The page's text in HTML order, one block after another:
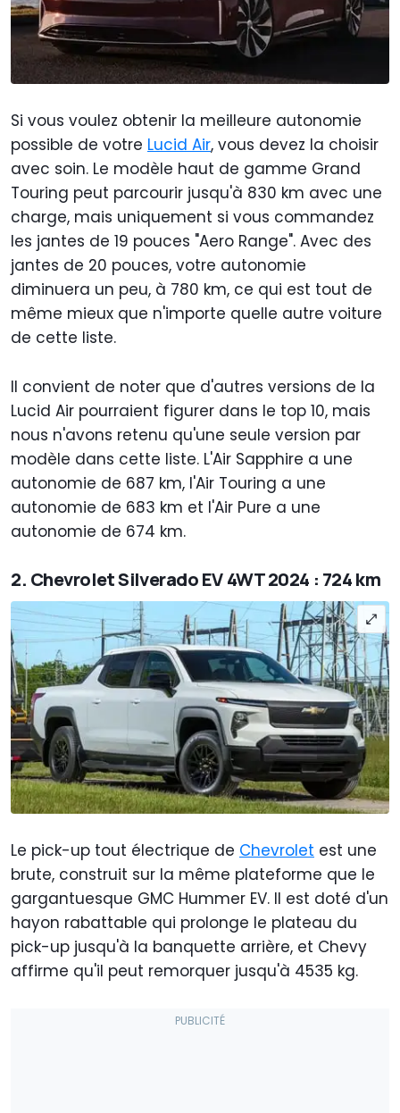
Si vous voulez obtenir la meilleure autonomie
possible de votre Lucid Air, vous devez la choisir
avec soin. Le modèle haut de gamme Grand
Touring peut parcourir jusqu'à 830 km avec une
charge, mais uniquement si vous commandez
les jantes de 19 pouces "Aero Range". Avec des
jantes de 20 pouces, votre autonomie
diminuera un peu, à 780 km, ce qui est tout de
même mieux que n'importe quelle autre voiture
de cette liste.
Il convient de noter que d'autres versions de la
Lucid Air pourraient figurer dans le top 10, mais
nous n'avons retenu qu'une seule version par
modèle dans cette liste. L'Air Sapphire a une
autonomie de 687 km, l'Air Touring a une
autonomie de 683 km et l'Air Pure a une
autonomie de 674 km.
2. Chevrolet Silverado EV 4WT 2024 : 724 km
Le pick-up tout électrique de Chevrolet est une
brute, construit sur la même plateforme que le
gargantuesque GMC Hummer EV. Il est doté d'un
hayon rabattable qui prolonge le plateau du
pick-up jusqu'à la banquette arrière, et Chevy
affirme qu'il peut remorquer jusqu'à 4535 kg.